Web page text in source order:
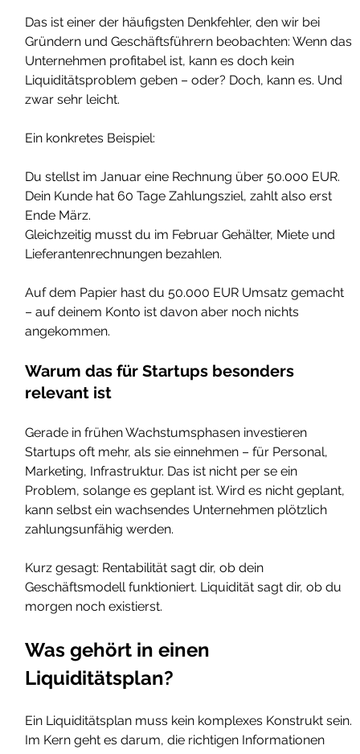
Das ist einer der häufigsten Denkfehler, den wir bei
Gründern und Geschäftsführern beobachten: Wenn das
Unternehmen profitabel ist, kann es doch kein
Liquiditätsproblem geben – oder? Doch, kann es. Und
zwar sehr leicht.
Ein konkretes Beispiel:
Du stellst im Januar eine Rechnung über 50.000 EUR.
Dein Kunde hat 60 Tage Zahlungsziel, zahlt also erst
Ende März.
Gleichzeitig musst du im Februar Gehälter, Miete und
Lieferantenrechnungen bezahlen.
Auf dem Papier hast du 50.000 EUR Umsatz gemacht
– auf deinem Konto ist davon aber noch nichts
angekommen.
Warum das für Startups besonders
relevant ist
Gerade in frühen Wachstumsphasen investieren
Startups oft mehr, als sie einnehmen – für Personal,
Marketing, Infrastruktur. Das ist nicht per se ein
Problem, solange es geplant ist. Wird es nicht geplant,
kann selbst ein wachsendes Unternehmen plötzlich
zahlungsunfähig werden.
Kurz gesagt: Rentabilität sagt dir, ob dein
Geschäftsmodell funktioniert. Liquidität sagt dir, ob du
morgen noch existierst.
Was gehört in einen
Liquiditätsplan?
Ein Liquiditätsplan muss kein komplexes Konstrukt sein.
Im Kern geht es darum, die richtigen Informationen